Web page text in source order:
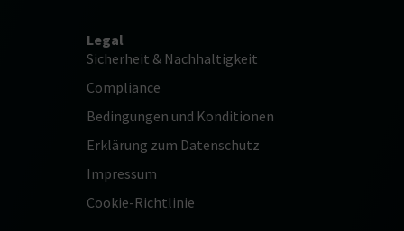
Legal
Sicherheit & Nachhaltigkeit
Compliance
Bedingungen und Konditionen
Erklärung zum Datenschutz
Impressum
Cookie-Richtlinie